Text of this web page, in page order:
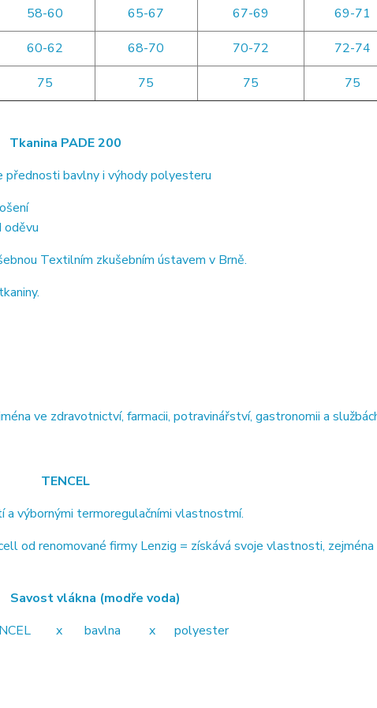
58-60 65-67 67-69
69-71
60-62 68-70 70-72
72-74
75 75 75 75
Tkanina PADE 200
přednosti bavlny i výhody polyesteru
oděvu
Textilním zkušebním ústavem v Brně.
ve zdravotnictví, farmacii, potravinářství, gastronomii a
TENCEL
a výbornými termoregulačními vlastnostmí.
od renomované firmy Lenzig = získává svoje vlastnosti, zejména
(modře voda)
x bavlna x polyester